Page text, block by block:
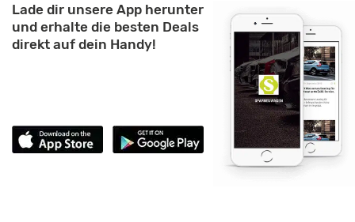
Lade dir unsere App herunter
und erhalte die besten Deals
direkt auf dein Handy!